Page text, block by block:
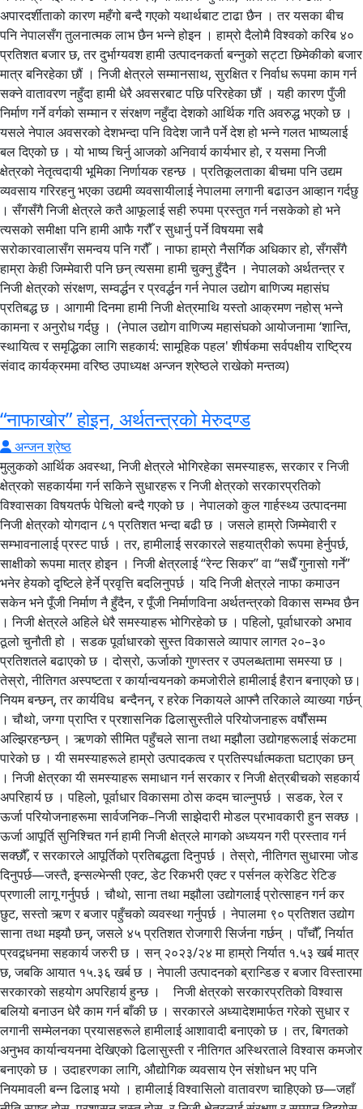
अपारदर्शीताको कारण महँगो बन्दै गएको यथार्थबाट टाढा छैन । तर यसका बीच
पनि नेपालसँग तुलनात्मक लाभ छैन भन्ने होइन । हाम्रो दैलोमै विश्वको करिब ४०
प्रतिशत बजार छ, तर दुर्भाग्यवश हामी उत्पादनकर्ता बन्नुको सट्टा छिमेकीको बजार
मात्र बनिरहेका छौं । निजी क्षेत्रले सम्मानसाथ, सुरक्षित र निर्वाध रूपमा काम गर्न
सक्ने वातावरण नहुँदा हामी धेरै अवसरबाट पछि परिरहेका छौं । यही कारण पुँजी
निर्माण गर्ने वर्गको सम्मान र संरक्षण नहुँदा देशको आर्थिक गति अवरुद्ध भएको छ ।
यसले नेपाल अवसरको देशभन्दा पनि विदेश जानै पर्ने देश हो भन्ने गलत भाष्यलाई
बल दिएको छ । यो भाष्य चिर्नु आजको अनिवार्य कार्यभार हो, र यसमा निजी
क्षेत्रको नेतृत्वदायी भूमिका निर्णायक रहन्छ । प्रतिकूलताका बीचमा पनि उद्यम
व्यवसाय गरिरहनु भएका उद्यमी व्यवसायीलाई नेपालमा लगानी बढाउन आव्हान गर्दछु
। सँगसँगै निजी क्षेत्रले कतै आफूलाई सही रुपमा प्रस्तुत गर्न नसकेको हो भने
त्यसको समीक्षा पनि हामी आफै गरौँ र सुधार्नु पर्ने विषयमा सबै
सरोकारवालासँग समन्वय पनि गरौँ । नाफा हाम्रो नैसर्गिक अधिकार हो, सँगसँगै
हाम्रा केही जिम्मेवारी पनि छन् त्यसमा हामी चुक्नु हुँदैन । नेपालको अर्थतन्त्र र
निजी क्षेत्रको संरक्षण, सम्वर्द्धन र प्रवर्द्धन गर्न नेपाल उद्योग बाणिज्य महासंघ
प्रतिबद्ध छ । आगामी दिनमा हामी निजी क्षेत्रमाथि यस्तो आक्रमण नहोस् भन्ने
कामना र अनुरोध गर्दछु । (नेपाल उद्योग वाणिज्य महासंघको आयोजनामा ‘शान्ति,
स्थायित्व र समृद्धिका लागि सहकार्य: सामूहिक पहल' शीर्षकमा सर्वपक्षीय राष्ट्रिय
संवाद कार्यक्रममा वरिष्ठ उपाध्यक्ष अन्जन श्रेष्ठले राखेको मन्तव्य)
“नाफाखोर” होइन, अर्थतन्त्रको मेरुदण्ड
अन्जन श्रेष्ठ
मुलुकको आर्थिक अवस्था, निजी क्षेत्रले भोगिरहेका समस्याहरू, सरकार र निजी
क्षेत्रको सहकार्यमा गर्न सकिने सुधारहरू र निजी क्षेत्रको सरकारप्रतिको
विश्वासका विषयतर्फ पेचिलो बन्दै गएको छ । नेपालको कुल गार्हस्थ्य उत्पादनमा
निजी क्षेत्रको योगदान ८१ प्रतिशत भन्दा बढी छ । जसले हाम्रो जिम्मेवारी र
सम्भावनालाई प्रस्ट पार्छ । तर, हामीलाई सरकारले सहयात्रीको रूपमा हेर्नुपर्छ,
साक्षीको रूपमा मात्र होइन । निजी क्षेत्रलाई “रेन्ट सिकर” वा “सधैँ गुनासो गर्ने”
भनेर हेयको दृष्टिले हेर्ने प्रवृत्ति बदलिनुपर्छ । यदि निजी क्षेत्रले नाफा कमाउन
सकेन भने पूँजी निर्माण नै हुँदैन, र पूँजी निर्माणविना अर्थतन्त्रको विकास सम्भव छैन
। निजी क्षेत्रले अहिले धेरै समस्याहरू भोगिरहेको छ । पहिलो, पूर्वाधारको अभाव
ठूलो चुनौती हो । सडक पूर्वाधारको सुस्त विकासले व्यापार लागत २०–३०
प्रतिशतले बढाएको छ । दोस्रो, ऊर्जाको गुणस्तर र उपलब्धतामा समस्या छ ।
तेस्रो, नीतिगत अस्पष्टता र कार्यान्वयनको कमजोरीले हामीलाई हैरान बनाएको छ।
नियम बन्छन्, तर कार्यविध बन्दैनन्, र हरेक निकायले आफ्नै तरिकाले व्याख्या गर्छन्
। चौथो, जग्गा प्राप्ति र प्रशासनिक ढिलासुस्तीले परियोजनाहरू वर्षौंसम्म
अल्झिरहन्छन् । ऋणको सीमित पहुँचले साना तथा मझौला उद्योगहरूलाई संकटमा
पारेको छ । यी समस्याहरूले हाम्रो उत्पादकत्व र प्रतिस्पर्धात्मकता घटाएका छन्
। निजी क्षेत्रका यी समस्याहरू समाधान गर्न सरकार र निजी क्षेत्रबीचको सहकार्य
अपरिहार्य छ । पहिलो, पूर्वाधार विकासमा ठोस कदम चाल्नुपर्छ । सडक, रेल र
ऊर्जा परियोजनाहरूमा सार्वजनिक–निजी साझेदारी मोडल प्रभावकारी हुन सक्छ ।
ऊर्जा आपूर्ति सुनिश्चित गर्न हामी निजी क्षेत्रले मागको अध्ययन गरी प्रस्ताव गर्न
सक्छौँ, र सरकारले आपूर्तिको प्रतिबद्धता दिनुपर्छ । तेस्रो, नीतिगत सुधारमा जोड
दिनुपर्छ—जस्तै, इन्सल्भेन्सी एक्ट, डेट रिकभरी एक्ट र पर्सनल क्रेडिट रेटिङ
प्रणाली लागू गर्नुपर्छ । चौथो, साना तथा मझौला उद्योगलाई प्रोत्साहन गर्न कर
छुट, सस्तो ऋण र बजार पहुँचको व्यवस्था गर्नुपर्छ । नेपालमा ९० प्रतिशत उद्योग
साना तथा मझ्यौ छन्, जसले ४५ प्रतिशत रोजगारी सिर्जना गर्छन् । पाँचौँ, निर्यात
प्रवद्र्धनमा सहकार्य जरुरी छ । सन् २०२३/२४ मा हाम्रो निर्यात १.५३ खर्ब मात्र
छ, जबकि आयात १५.३६ खर्ब छ । नेपाली उत्पादनको ब्रान्डिङ र बजार विस्तारमा
सरकारको सहयोग अपरिहार्य हुन्छ । निजी क्षेत्रको सरकारप्रतिको विश्वास
बलियो बनाउन धेरै काम गर्न बाँकी छ । सरकारले अध्यादेशमार्फत गरेको सुधार र
लगानी सम्मेलनका प्रयासहरूले हामीलाई आशावादी बनाएको छ । तर, बिगतको
अनुभव कार्यान्वयनमा देखिएको ढिलासुस्ती र नीतिगत अस्थिरताले विश्वास कमजोर
बनाएको छ । उदाहरणका लागि, औद्योगिक व्यवसाय ऐन संशोधन भए पनि
नियमावली बन्न ढिलाइ भयो । हामीलाई विश्वासिलो वातावरण चाहिएको छ—जहाँ